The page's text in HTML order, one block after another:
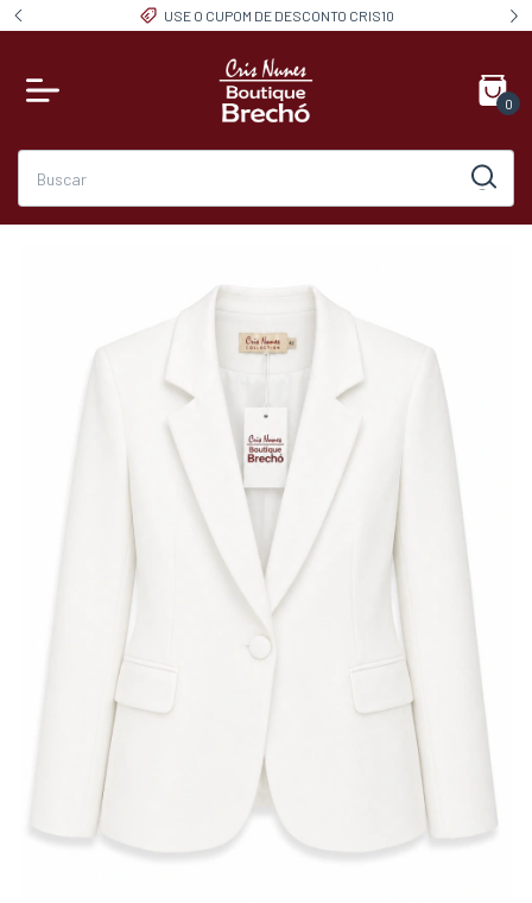
USE O CUPOM DE DESCONTO CRIS10
0